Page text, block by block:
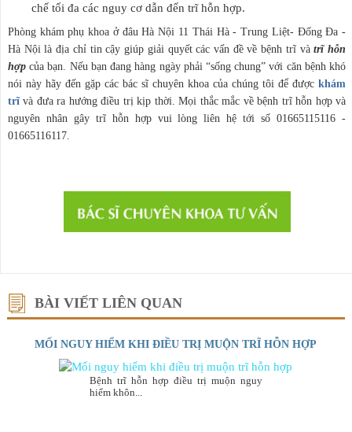
chế tối đa các nguy cơ dẫn đến trĩ hỗn hợp.
Phòng khám phụ khoa ở đâu Hà Nội 11 Thái Hà - Trung Liệt- Đống Đa -
Hà Nội là địa chỉ tin cậy giúp giải quyết các vấn đề về bệnh trĩ vàtrĩ hỗn
hợpcủa bạn. Nếu bạn đang hàng ngày phải “sống chung” với căn bệnh khó
nói này hãy đến gặp các bác sĩ chuyên khoa của chúng tôi để đượckhám
trĩvà đưa ra hướng điều trị kịp thời. Mọi thắc mắc về bệnh trĩ hỗn hợp và
nguyên nhân gây trĩ hỗn hợp vui lòng liên hệ tới số01665115116 -
01665116117.
BÀI VIẾT LIÊN QUAN
MỐI NGUY HIỂM KHI ĐIỀU TRỊ MUỘN TRĨ HỖN HỢP
Bệnh trĩ hỗn hợp điều trị muộn nguy
hiểm khôn...